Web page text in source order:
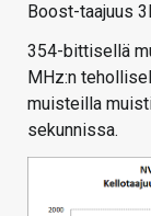
Boost-taajuus
354-bittisellä
MHz:n
muisteilla
sekunnissa.